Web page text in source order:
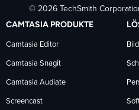
auf
© 2026 TechSmith
CAMTASIA PRODUKTE
Camtasia Editor
Camtasia Snagit
Camtasia Audiate
Screencast